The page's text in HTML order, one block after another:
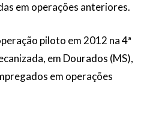
em operações anteriores.
piloto em 2012 na 4ª
em Dourados (MS),
em operações